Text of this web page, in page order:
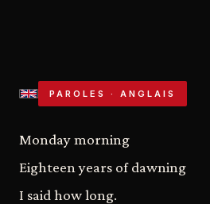
PAROLES · ANGLAIS
Monday morning
Eighteen years of dawning
I said how long.